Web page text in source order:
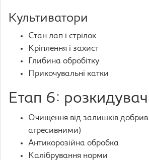
Культиватори
Стан лап і стрілок
Кріплення і захист
Глибина обробітку
Прикочувальні катки
Етап 6:
Очищення від залишків
агресивними)
Антикорозійна обробка
Калібрування норми